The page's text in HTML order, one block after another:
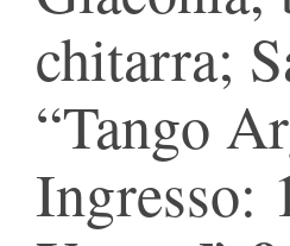
chitarra;
“Tango
Ingresso: